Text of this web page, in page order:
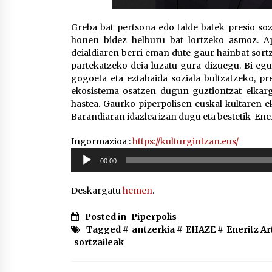
Greba bat pertsona edo talde batek presio
honen bidez helburu bat lortzeko asmoz.
deialdiaren berri eman dute gaur hainbat
partekatzeko deia luzatu gura dizuegu. Bi
gogoeta eta eztabaida soziala bultzatzeko,
ekosistema osatzen dugun guztiontzat
hastea. Gaurko piperpolisen euskal kultaren
Barandiaran idazlea izan dugu eta bestetik
Ingormazioa :https://kulturgintzan.eus/
Soinu
erreproduzigailua
00:00
Deskargatuhemen.
Posted in Piperpolis
Tagged # antzerkia # EHAZE# Eneritz
sortzaileak